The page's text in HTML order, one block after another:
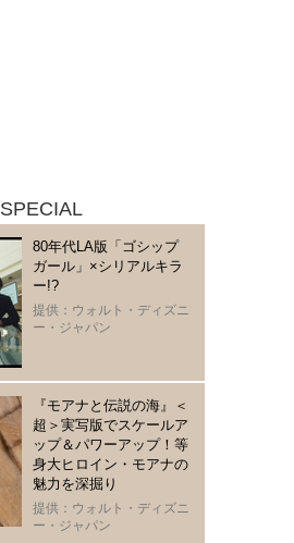
SPECIAL
80年代LA版「ゴシップ
ガール」×シリアルキラ
ー!?
提供：ウォルト・ディズニ
ー・ジャパン
『モアナと伝説の海』＜
超＞実写版でスケールア
ップ＆パワーアップ！等
身大ヒロイン・モアナの
魅力を深掘り
提供：ウォルト・ディズニ
ー・ジャパン